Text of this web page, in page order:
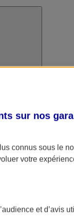
sur nos
connus sous le
votre
et d’avis